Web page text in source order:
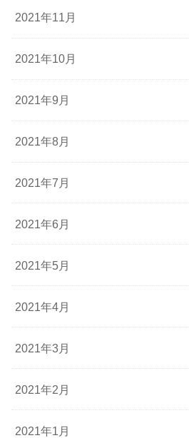
2021年11月
2021年10月
2021年9月
2021年8月
2021年7月
2021年6月
2021年5月
2021年4月
2021年3月
2021年2月
2021年1月